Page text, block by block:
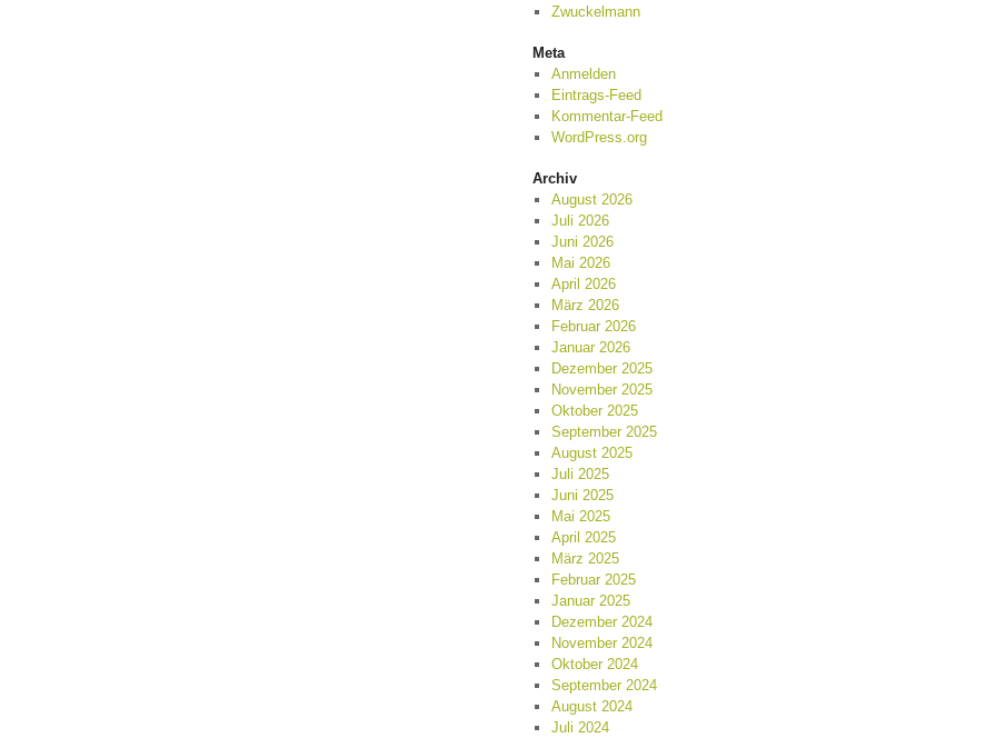
Zwuckelmann
Meta
Anmelden
Eintrags-Feed
Kommentar-Feed
WordPress.org
Archiv
August 2026
Juli 2026
Juni 2026
Mai 2026
April 2026
März 2026
Februar 2026
Januar 2026
Dezember 2025
November 2025
Oktober 2025
September 2025
August 2025
Juli 2025
Juni 2025
Mai 2025
April 2025
März 2025
Februar 2025
Januar 2025
Dezember 2024
November 2024
Oktober 2024
September 2024
August 2024
Juli 2024